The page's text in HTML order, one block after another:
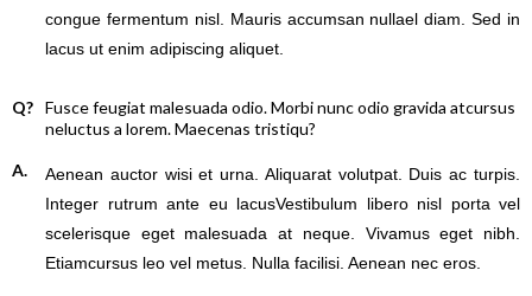
congue fermentum nisl. Mauris accumsan nullael diam. Sed in
lacus ut enim adipiscing aliquet.
Q? Fusce feugiat malesuada odio. Morbi nunc odio gravida atcursus
neluctus a lorem. Maecenas tristiqu?
A.
Aenean auctor wisi et urna. Aliquarat volutpat. Duis ac turpis.
Integer rutrum ante eu lacusVestibulum libero nisl porta vel
scelerisque eget malesuada at neque. Vivamus eget nibh.
Etiamcursus leo vel metus. Nulla facilisi. Aenean nec eros.